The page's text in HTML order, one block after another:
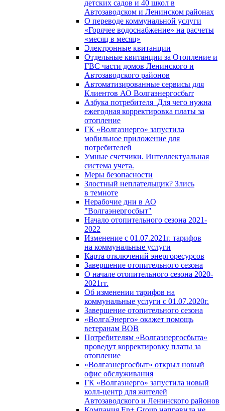
детских садов и 40 школ в
Автозаводском и Ленинском районах
О переводе коммунальной услуги
«Горячее водоснабжение» на расчеты
«месяц в месяц»
Электронные квитанции
Отдельные квитанции за Отопление и
ГВС части домов Ленинского и
Автозаводского районов
Автоматизированные сервисы для
Клиентов АО Волгаэнергосбыт
Азбука потребителя_Для чего нужна
ежегодная корректировка платы за
отопление
ГК «Волгаэнерго» запустила
мобильное приложение для
потребителей
Умные счетчики. Интеллектуальная
система учета.
Меры безопасности
Злостный неплательщик? Злись
в темноте
Нерабочие дни в АО
"Волгаэнергосбыт"
Начало отопительного сезона 2021-
2022
Изменение с 01.07.2021г. тарифов
на коммунальные услуги
Карта отключений энергоресурсов
Завершение отопительного сезона
О начале отопительного сезона 2020-
2021гг.
Об изменении тарифов на
коммунальные услуги с 01.07.2020г.
Завершение отопительного сезона
«ВолгаЭнерго» окажет помощь
ветеранам ВОВ
Потребителям «Волгаэнергосбыта»
проведут корректировку платы за
отопление
«Волгаэнергосбыт» открыл новый
офис обслуживания
ГК «Волгаэнерго» запустила новый
колл-центр для жителей
Автозаводского и Ленинского районов